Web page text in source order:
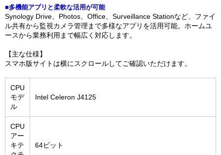
■多機能アプリと柔軟な活用が可能
Synology Drive、Photos、Office、Surveillance Stationなど、ファイ
ル共有から監視カメラ管理まで多様なアプリを活用可能。ホームユ
ースから業務利用まで幅広く対応します。
【主な仕様】
スマホ版サイトは横にスクロールしてご確認いただけます。
CPU
モデ
ル
Intel Celeron J4125
CPU
アー
キテ
64ビット